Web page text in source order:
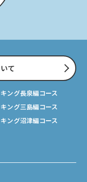
て
ング長泉編コース
ング三島編コース
ング沼津編コース